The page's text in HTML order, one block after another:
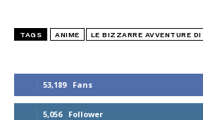
53,189 Fans
5,056 Follower
TAGS ANIME LE BIZZARRE AVVENTURE